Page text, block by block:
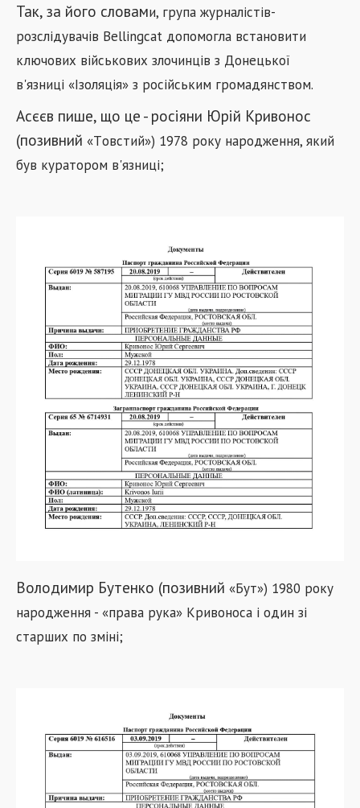
Так, за його словами, група журналістів-
розслідувачів Bellingcat допомогла встановити
ключових військових злочинців з Донецької
в'язниці «Ізоляція» з російським громадянством.
Асєєв пише, що це - росіяни Юрій Кривонос
(позивний «Товстий») 1978 року народження, який
був куратором в'язниці;
Володимир Бутенко (позивний «Бут») 1980 року
народження - «права рука» Кривоноса і один зі
старших по зміні;